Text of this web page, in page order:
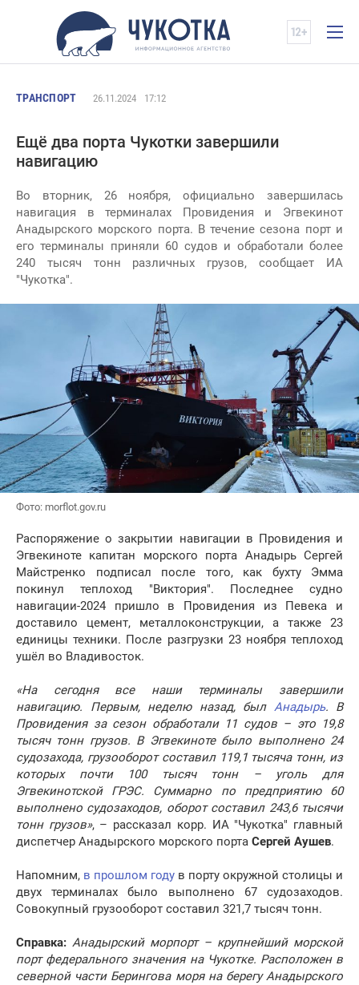
ТРАНСПОРТ 26.11.2024 17:12
Ещё два порта Чукотки завершили
навигацию
Во вторник, 26 ноября, официально завершилась
навигация в терминалах Провидения и Эгвекинот
Анадырского морского порта. В течение сезона порт и
его терминалы приняли 60 судов и обработали более
240 тысяч тонн различных грузов, сообщает ИА
"Чукотка".
Фото: morflot.gov.ru
Распоряжение о закрытии навигации в Провидения и
Эгвекиноте капитан морского порта Анадырь Сергей
Майстренко подписал после того, как бухту Эмма
покинул теплоход "Виктория". Последнее судно
навигации-2024 пришло в Провидения из Певека и
доставило цемент, металлоконструкции, а также 23
единицы техники. После разгрузки 23 ноября теплоход
ушёл во Владивосток.
«На сегодня все наши терминалы завершили
навигацию. Первым, неделю назад, был Анадырь. В
Провидения за сезон обработали 11 судов – это 19,8
тысяч тонн грузов. В Эгвекиноте было выполнено 24
судозахода, грузооборот составил 119,1 тысяча тонн, из
которых почти 100 тысяч тонн – уголь для
Эгвекинотской ГРЭС. Суммарно по предприятию 60
выполнено судозаходов, оборот составил 243,6 тысячи
тонн грузов», – рассказал корр. ИА "Чукотка" главный
диспетчер Анадырского морского порта Сергей Аушев.
Напомним, в прошлом году в порту окружной столицы и
двух терминалах было выполнено 67 судозаходов.
Совокупный грузооборот составил 321,7 тысяч тонн.
Справка: Анадырский морпорт – крупнейший морской
порт федерального значения на Чукотке. Расположен в
северной части Берингова моря на берегу Анадырского